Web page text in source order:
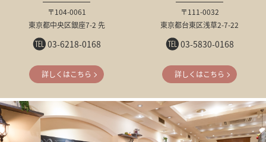
〒104-0061
東京都中央区銀座7-2 先
03-6218-0168
詳しくはこちら
〒111-0032
東京都台東区浅草2-7-22
03-5830-0168
詳しくはこちら